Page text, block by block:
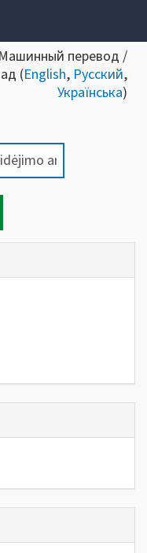
перевод /
(English, Русский,
Українська)